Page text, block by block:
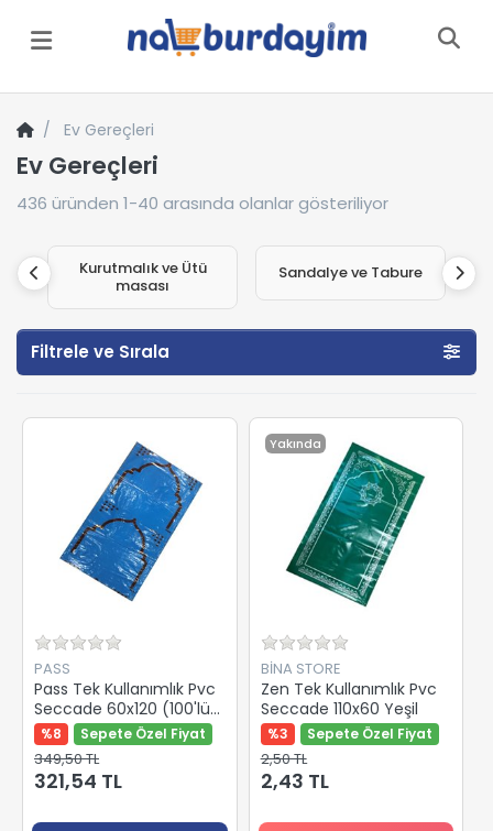
Menü
Ev Gereçleri
Ev Gereçleri
436 üründen 1-40 arasında olanlar gösteriliyor
Kurutmalık ve Ütü
masası
Sandalye ve Tabure
Filtrele ve Sırala
PASS
Pass Tek Kullanımlık Pvc
Seccade 60x120 (100'lü
Paket)
%8 Sepete Özel Fiyat
349,50 TL
321,54 TL
Yakında
BİNA STORE
Zen Tek Kullanımlık Pvc
Seccade 110x60 Yeşil
%3 Sepete Özel Fiyat
2,50 TL
2,43 TL